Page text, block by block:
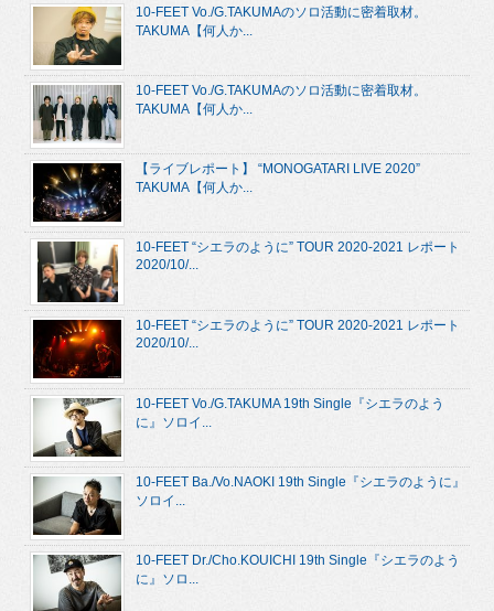
10-FEET Vo./G.TAKUMAのソロ活動に密着取材。
TAKUMA【何人か...
10-FEET Vo./G.TAKUMAのソロ活動に密着取材。
TAKUMA【何人か...
【ライブレポート】 “MONOGATARI LIVE 2020”
TAKUMA【何人か...
10-FEET “シエラのように” TOUR 2020-2021 レポート
2020/10/...
10-FEET “シエラのように” TOUR 2020-2021 レポート
2020/10/...
10-FEET Vo./G.TAKUMA 19th Single『シエラのよう
に』ソロイ...
10-FEET Ba./Vo.NAOKI 19th Single『シエラのように』
ソロイ...
10-FEET Dr./Cho.KOUICHI 19th Single『シエラのよう
に』ソロ...